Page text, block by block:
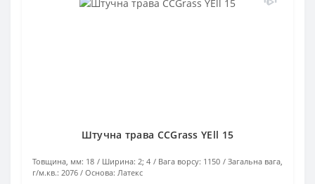
Штучна трава CCGrass YEll 15
Товщина, мм: 18 Ширина: 2; 4 Вага ворсу: 1150
Загальна вага,
г/м.кв.: 2076 Основа: Латекс